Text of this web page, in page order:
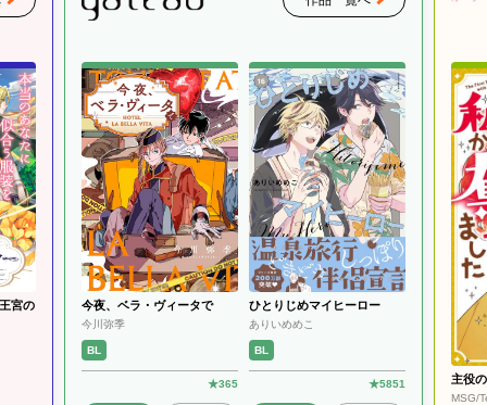
宮の 今夜、ベラ・ヴィータで
今川弥季
BL
★365
ひとりじめマイヒーロー
ありいめめこ
BL
★5851 主役
MSG/